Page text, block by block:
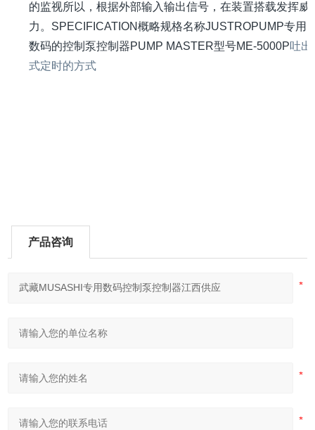
的监视所以，根据外部输入输出信号，在装置搭载发挥威
力。SPECIFICATION概略规格名称JUSTROPUMP专用
数码的控制泵控制器PUMP MASTER型号ME-5000P吐出
式定时的方
产品咨询